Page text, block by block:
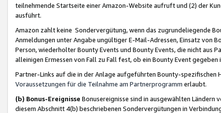
teilnehmende Startseite einer Amazon-Website aufruft und (2) der
ausführt.
Amazon zahlt keine Sondervergütung, wenn das zugrundeliegende
Anmeldungen unter Angabe ungültiger E-Mail-Adressen, Einsatz von
Person, wiederholter Bounty Events und Bounty Events, die nicht
alleinigen Ermessen von Fall zu Fall fest, ob ein Bounty Event
Partner-Links auf die in der Anlage aufgeführten Bounty-spezifischen
Voraussetzungen für die Teilnahme am Partnerprogramm erlaubt.
(b) Bonus-Ereignisse Bonusereignisse sind in ausgewählten Ländern
diesem Abschnitt 4(b) beschriebenen Sondervergütungen in